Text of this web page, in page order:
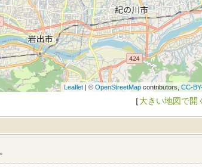
Leaflet| © OpenStreetMapcontributors, CC-
［大きい地図で開